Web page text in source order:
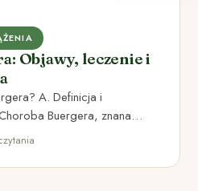
Objawy, leczenie i
A. Definicja i
Buergera, znana
zapalenie…